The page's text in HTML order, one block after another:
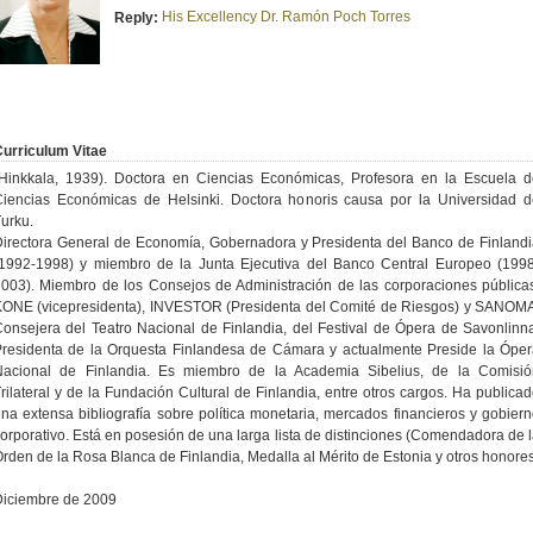
Reply: His Excellency Dr. Ramón Poch Torres
Vitae
1939). Doctora en Ciencias Económicas, Profesora en la Escuela
Económicas de Helsinki. Doctora honoris causa por la Universidad
General de Economía, Gobernadora y Presidenta del Banco de
1998) y miembro de la Junta Ejecutiva del Banco Central Europeo
Miembro de los Consejos de Administración de las corporaciones
(vicepresidenta), INVESTOR (Presidenta del Comité de Riesgos) y
del Teatro Nacional de Finlandia, del Festival de Ópera de
de la Orquesta Finlandesa de Cámara y actualmente Preside la
de Finlandia. Es miembro de la Academia Sibelius, de la
y de la Fundación Cultural de Finlandia, entre otros cargos. Ha
extensa bibliografía sobre política monetaria, mercados financieros y
Está en posesión de una larga lista de distinciones (Comendadora de
de la Rosa Blanca de Finlandia, Medalla al Mérito de Estonia y otros
de 2009